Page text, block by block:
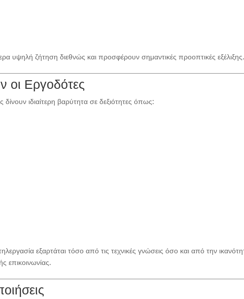
υψηλή ζήτηση διεθνώς και προσφέρουν σημαντικές προοπτικές
οι Εργοδότες
δίνουν ιδιαίτερη βαρύτητα σε δεξιότητες όπως:
εξαρτάται τόσο από τις τεχνικές γνώσεις όσο και από την
επικοινωνίας.